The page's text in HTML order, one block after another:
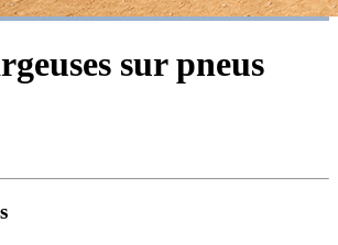
sur pneus